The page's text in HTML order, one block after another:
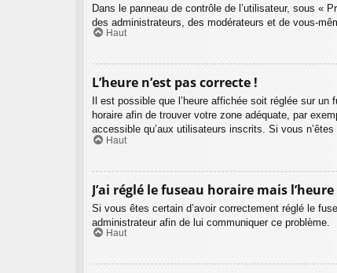
Dans le panneau de contrôle de l’utilisateur, sous «
des administrateurs, des modérateurs et de vous-
Haut
L’heure n’est pas correcte !
Il est possible que l’heure affichée soit réglée sur
horaire afin de trouver votre zone adéquate, par
accessible qu’aux utilisateurs inscrits. Si vous
Haut
J’ai réglé le fuseau horaire mais
Si vous êtes certain d’avoir correctement réglé le
administrateur afin de lui communiquer ce problème.
Haut